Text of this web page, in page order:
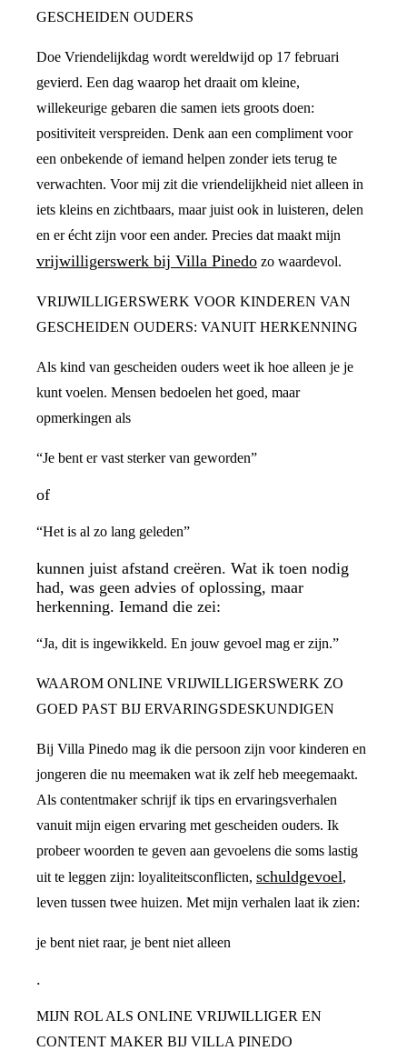
GESCHEIDEN OUDERS
Doe Vriendelijkdag wordt wereldwijd op 17 februari
gevierd. Een dag waarop het draait om kleine,
willekeurige gebaren die samen iets groots doen:
positiviteit verspreiden. Denk aan een compliment voor
een onbekende of iemand helpen zonder iets terug te
verwachten. Voor mij zit die vriendelijkheid niet alleen in
iets kleins en zichtbaars, maar juist ook in luisteren, delen
en er écht zijn voor een ander. Precies dat maakt mijn
vrijwilligerswerk bij Villa Pinedo zo waardevol.
VRIJWILLIGERSWERK VOOR KINDEREN VAN
GESCHEIDEN OUDERS: VANUIT HERKENNING
Als kind van gescheiden ouders weet ik hoe alleen je je
kunt voelen. Mensen bedoelen het goed, maar
opmerkingen als
“Je bent er vast sterker van geworden”
of
“Het is al zo lang geleden”
kunnen juist afstand creëren. Wat ik toen nodig
had, was geen advies of oplossing, maar
herkenning. Iemand die zei:
“Ja, dit is ingewikkeld. En jouw gevoel mag er zijn.”
WAAROM ONLINE VRIJWILLIGERSWERK ZO
GOED PAST BIJ ERVARINGSDESKUNDIGEN
Bij Villa Pinedo mag ik die persoon zijn voor kinderen en
jongeren die nu meemaken wat ik zelf heb meegemaakt.
Als contentmaker schrijf ik tips en ervaringsverhalen
vanuit mijn eigen ervaring met gescheiden ouders. Ik
probeer woorden te geven aan gevoelens die soms lastig
uit te leggen zijn: loyaliteitsconflicten, schuldgevoel,
leven tussen twee huizen. Met mijn verhalen laat ik zien:
je bent niet raar, je bent niet alleen
.
MIJN ROL ALS ONLINE VRIJWILLIGER EN
CONTENT MAKER BIJ VILLA PINEDO